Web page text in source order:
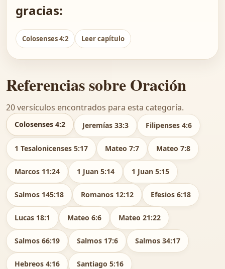
gracias:
Colosenses 4:2 Leer capítulo
Referencias sobre Oración
20 versículos encontrados para esta categoría.
Colosenses 4:2 Jeremías 33:3 Filipenses 4:6
1 Tesalonicenses 5:17 Mateo 7:7 Mateo 7:8
Marcos 11:24 1 Juan 5:14 1 Juan 5:15
Salmos 145:18 Romanos 12:12 Efesios 6:18
Lucas 18:1 Mateo 6:6 Mateo 21:22
Salmos 66:19 Salmos 17:6 Salmos 34:17
Hebreos 4:16 Santiago 5:16